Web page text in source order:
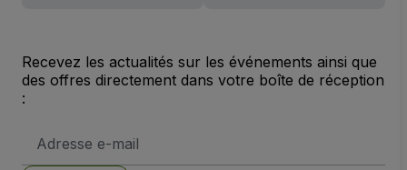
Recevez les actualités sur les événements ainsi que
des offres directement dans votre boîte de réception
:
e-